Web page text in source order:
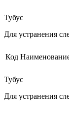
Тубус
Для устранения
Код
Тубус
Для устранения